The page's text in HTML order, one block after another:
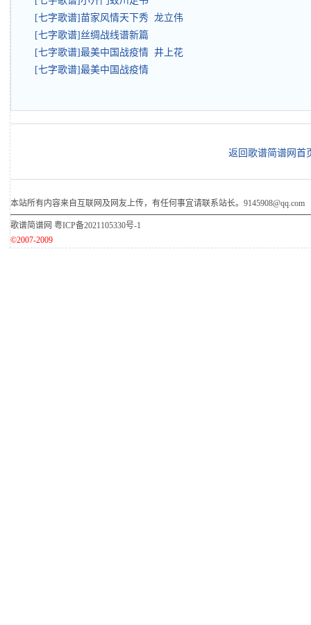
[七字歌谱]苗家风情天下秀 龙立伟
[七字歌谱]丝绸战线谱新篇
[七字歌谱]最美中国战疫情 井上花
[七字歌谱]最美中国战疫情
返回歌谱简谱网首
本站所有内容来自互联网及网友上传，有任何事宜请联系站长。9145908@qq.com
歌谱简谱网 粤ICP备2021105330号-1
©2007-2009